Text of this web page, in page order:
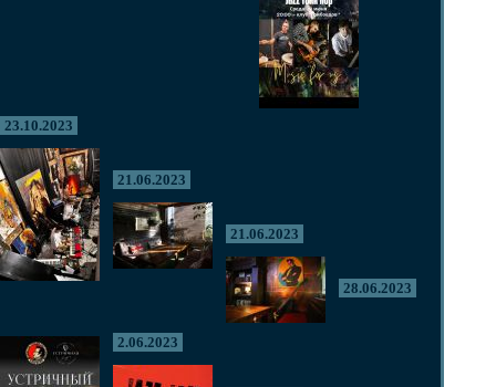
23.10.2023
21.06.2023
21.06.2023
28.06.2023
2.06.2023